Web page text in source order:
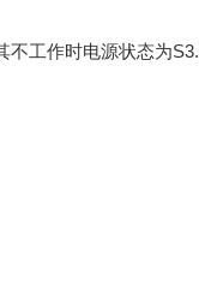
不工作时电源状态为S3.